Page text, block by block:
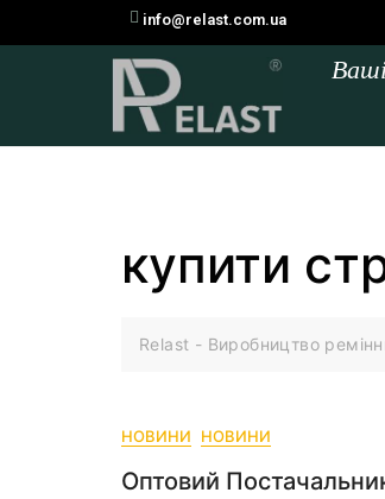
info@relast.com.ua
купити
Relast - Виробництво
НОВИНИ НОВИНИ
Оптовий